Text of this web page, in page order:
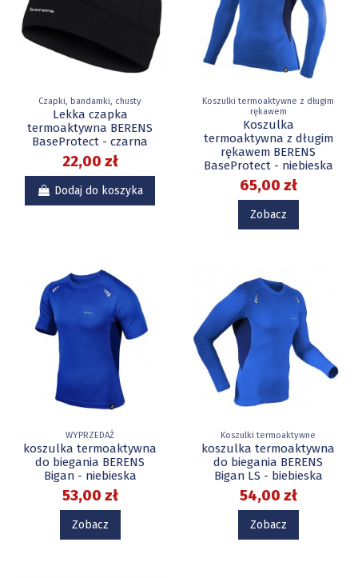
Czapki, bandamki, chusty
Lekka czapka
termoaktywna BERENS
BaseProtect - czarna
22,00 zł
Dodaj do koszyka
Koszulki termoaktywne z długim
rękawem
Koszulka
termoaktywna z długim
rękawem BERENS
BaseProtect - niebieska
65,00 zł
Zobacz
WYPRZEDAŻ
koszulka termoaktywna
do biegania BERENS
Bigan - niebieska
53,00 zł
Zobacz
Koszulki termoaktywne
koszulka termoaktywna
do biegania BERENS
Bigan LS - biebieska
54,00 zł
Zobacz